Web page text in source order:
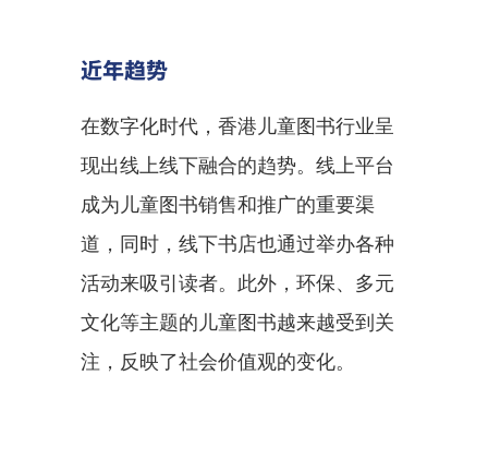
近年趋势
在数字化时代，香港儿童图书行业呈
现出线上线下融合的趋势。线上平台
成为儿童图书销售和推广的重要渠
道，同时，线下书店也通过举办各种
活动来吸引读者。此外，环保、多元
文化等主题的儿童图书越来越受到关
注，反映了社会价值观的变化。